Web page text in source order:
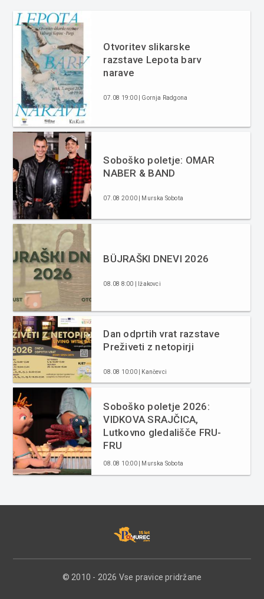
Otvoritev slikarske
razstave Lepota barv
narave
07.08 19:00 | Gornja Radgona
Soboško poletje: OMAR
NABER & BAND
07.08 20:00 | Murska Sobota
BÜJRAŠKI DNEVI 2026
08.08 8:00 | Ižakovci
Dan odprtih vrat razstave
Preživeti z netopirji
08.08 10:00 | Kančevci
Soboško poletje 2026:
VIDKOVA SRAJČICA,
Lutkovno gledališče FRU-
FRU
08.08 10:00 | Murska Sobota
© 2010 - 2026 Vse pravice pridržane